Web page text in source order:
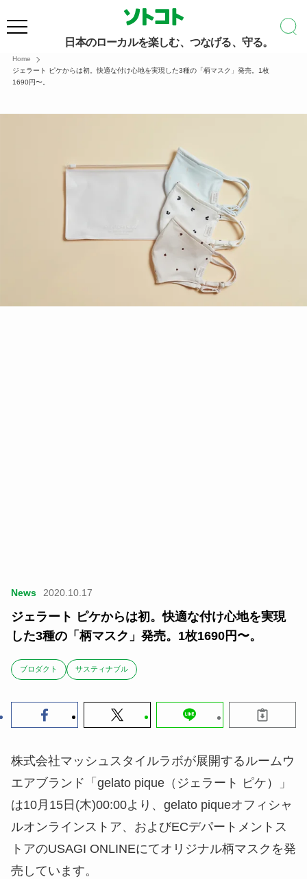
日本のローカルを楽しむ、つなげる、守る。
Home
ジェラート ピケからは初。快適な付け心地を実現した3種の「柄マスク」発売。1枚
1690円〜。
News 2020.10.17
ジェラート ピケからは初。快適な付け心地を実現
した3種の「柄マスク」発売。1枚1690円〜。
ブロダクト サスティナブル
株式会社マッシュスタイルラボが展開するルームウ
エアブランド「gelato pique（ジェラート ピケ）」
は10月15日(木)00:00より、gelato piqueオフィシャ
ルオンラインストア、およびECデパートメントス
トアのUSAGI ONLINEにてオリジナル柄マスクを発
売しています。